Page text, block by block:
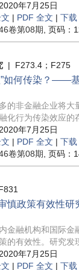
年7月25日
| PDF 全文 | 下载
卷第08期 , 页码：
| F273.4；F275
”如何传染？——
的非金融企业将大
化行为传染效应的
年7月25日
| PDF 全文 | 下载
卷第08期 , 页码：
慎政策有效性
金融机构和国际
的有效性。研究发
年7月25日
| PDF 全文 | 下载